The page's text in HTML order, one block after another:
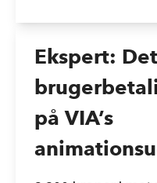
Ekspert:
på VIA’s